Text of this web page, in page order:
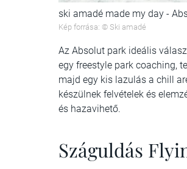
ski amadé made my day -
Kép forrása: © Ski amadé
Az Absolut park ideális
egy freestyle park coaching,
majd egy kis lazulás a chill
készülnek felvételek és
és hazavihető.
Száguldás